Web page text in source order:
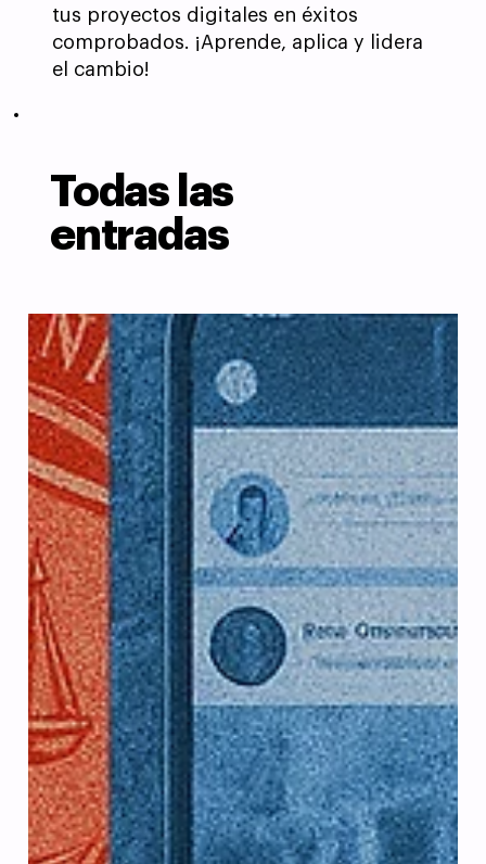
tus proyectos digitales en éxitos
comprobados. ¡Aprende, aplica y lidera
el cambio!
Todas las
entradas